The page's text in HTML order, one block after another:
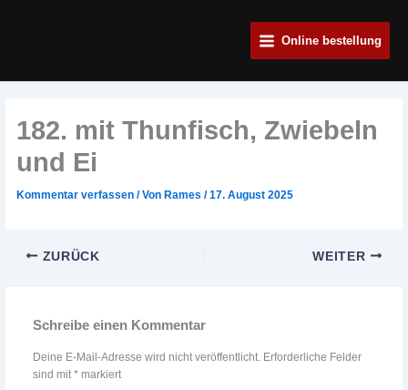
MenuOnline bestellung
182. mit Thunfisch, Zwiebeln
und Ei
Kommentar verfassen / VonRames/17. August 2025
ZURÜCK WEITER
Schreibe einen Kommentar
Deine E-Mail-Adresse wird nicht veröffentlicht. Erforderliche Felder
sind mit* markiert